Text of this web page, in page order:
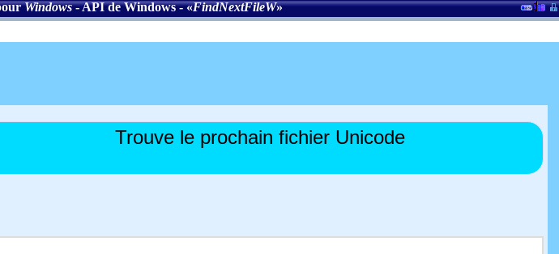
Windows-API de Windows- «FindNextFileW»
Trouve le prochain fichier Unicode